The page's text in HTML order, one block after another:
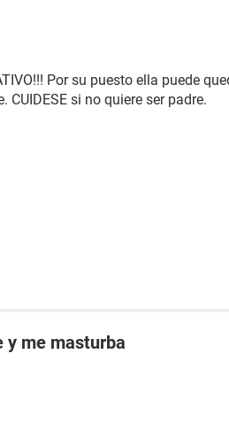
Por su puesto ella puede
si no quiere ser padre.
y me masturba